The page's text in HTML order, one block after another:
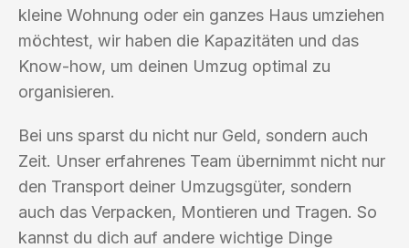
kleine Wohnung oder ein ganzes Haus umziehen
möchtest, wir haben die Kapazitäten und das
Know-how, um deinen Umzug optimal zu
organisieren.
Bei uns sparst du nicht nur Geld, sondern auch
Zeit. Unser erfahrenes Team übernimmt nicht nur
den Transport deiner Umzugsgüter, sondern
auch das Verpacken, Montieren und Tragen. So
kannst du dich auf andere wichtige Dinge